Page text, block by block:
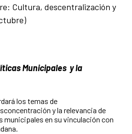
Cultura, descentralización y
Municipales y la
los temas de
y la relevancia de
municipales en su vinculación con